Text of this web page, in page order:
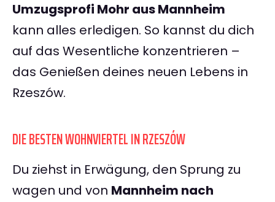
Umzugsprofi Mohr aus Mannheim
kann alles erledigen. So kannst du dich
auf das Wesentliche konzentrieren –
das Genießen deines neuen Lebens in
Rzeszów.
DIE BESTEN WOHNVIERTEL IN RZESZÓW
Du ziehst in Erwägung, den Sprung zu
wagen und von Mannheim nach